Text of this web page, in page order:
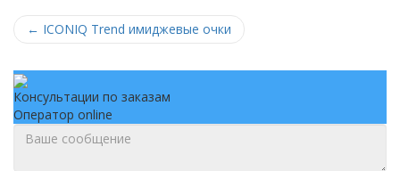
← ICONIQ Trend имиджевые очки
Консультации по заказам
Оператор online